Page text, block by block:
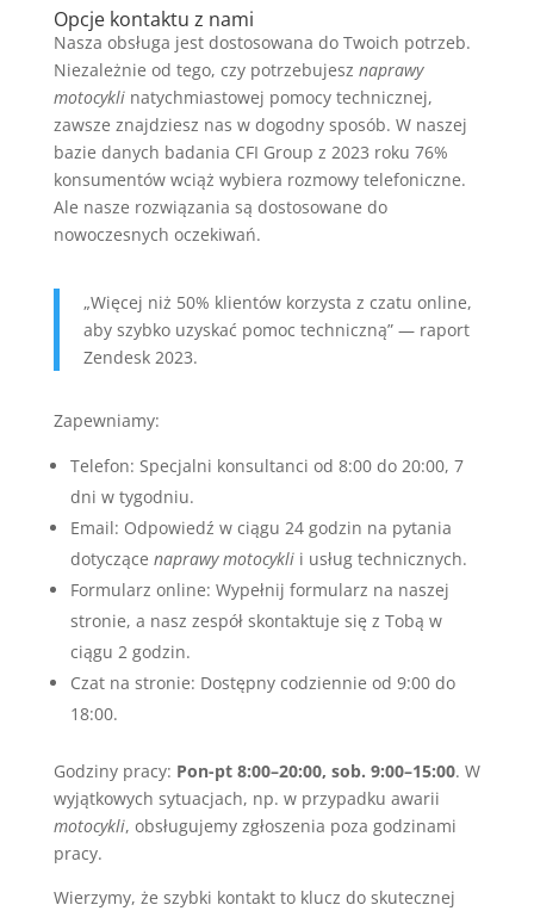
Opcje kontaktu z nami
Nasza obsługa jest dostosowana do Twoich potrzeb.
Niezależnie od tego, czy potrzebujesz naprawy
motocyklinatychmiastowej pomocy technicznej,
zawsze znajdziesz nas w dogodny sposób. W naszej
bazie danych badania CFI Group z 2023 roku 76%
konsumentów wciąż wybiera rozmowy telefoniczne.
Ale nasze rozwiązania są dostosowane do
nowoczesnych oczekiwań.
„Więcej niż 50% klientów korzysta z czatu online,
aby szybko uzyskać pomoc techniczną” — raport
Zendesk 2023.
Zapewniamy:
Telefon: Specjalni konsultanci od 8:00 do 20:00, 7
dni w tygodniu.
Email: Odpowiedź w ciągu 24 godzin na pytania
dotyczące naprawy motocyklii usług technicznych.
Formularz online: Wypełnij formularz na naszej
stronie, a nasz zespół skontaktuje się z Tobą w
ciągu 2 godzin.
Czat na stronie: Dostępny codziennie od 9:00 do
18:00.
Godziny pracy: Pon-pt 8:00–20:00, sob. 9:00–15:00. W
wyjątkowych sytuacjach, np. w przypadku awarii
motocykli, obsługujemy zgłoszenia poza godzinami
pracy.
Wierzymy, że szybki kontakt to klucz do skutecznej